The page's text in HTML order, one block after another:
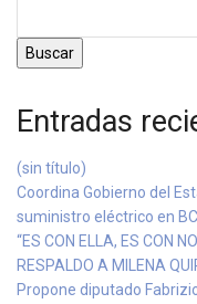
Buscar
Entradas
(sin título)
Coordina Gobierno del
suministro eléctrico en
“ES CON ELLA, ES CON
RESPALDO A MILENA
Propone diputado